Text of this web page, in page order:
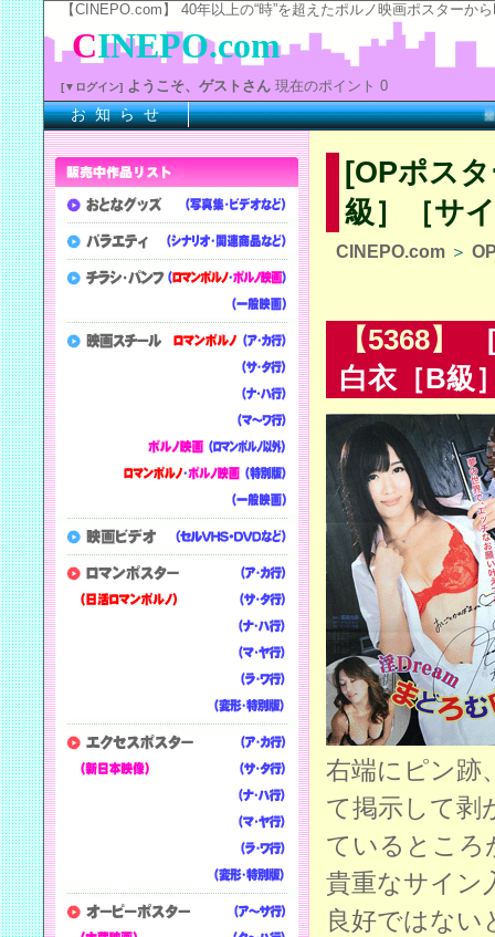
【CINEPO.com】 40年以上の“時”を超えたポルノ映画ポスター
[OPポス
級］［サ
CINEPO.com ＞
【5368】
白衣［B級
右端にピン跡
て掲示して剥
ているところ
貴重なサイン
良好ではな
※上記
CINEPO.com
[▼ログイン] ようこそ、ゲストさん 現在のポイント 0
お 知 ら せ